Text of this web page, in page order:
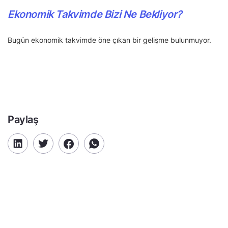
Ekonomik Takvimde Bizi Ne Bekliyor?
Bugün ekonomik takvimde öne çıkan bir gelişme bulunmuyor.
Paylaş